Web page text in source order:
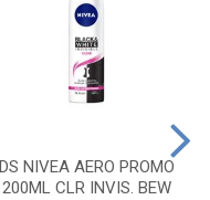
DS NIVEA AERO PROMO
200ML CLR INVIS. BEW